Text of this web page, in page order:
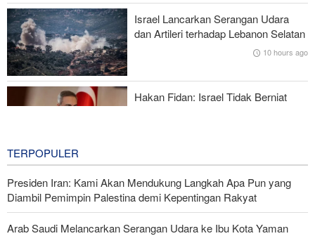
Brigjen Ebnolreza: Teknologi Iran Lebih Unggul daripada Sistem
Impor Mana Pun di Kawasan
Mengapa AS Nyaris Kehabisan Senjata dalam perang melawan
Iran?
Israel Lancarkan Serangan Udara
dan Artileri terhadap Lebanon Selatan
10 hours ago
Hakan Fidan: Israel Tidak Berniat
TERPOPULER
Presiden Iran: Kami Akan Mendukung Langkah Apa Pun yang
Diambil Pemimpin Palestina demi Kepentingan Rakyat
Arab Saudi Melancarkan Serangan Udara ke Ibu Kota Yaman